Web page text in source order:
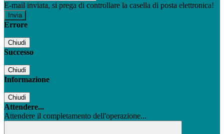
E-mail inviata, si prega di controllare la casella di posta elettronica!
Errore
Chiudi
Successo
Chiudi
Informazione
Chiudi
Attendere...
Attendere il completamento dell'operazione...